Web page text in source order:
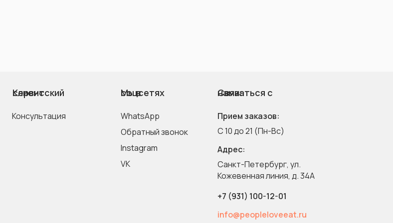
C 10 до 21 (Пн-Вс)
Прием заказов:
Кожевенная линия, д. 34A
Санкт-Петербург, ул.
Адрес:
+7 (931) 100-12-01
info@peopleloveeat.ru
Консультация
Клиентский сервис
Instagram
VK
WhatsApp
Обратный звонок
Мы в соцсетях Связаться с нами: